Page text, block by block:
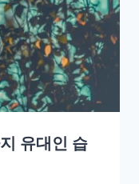
유대인 습